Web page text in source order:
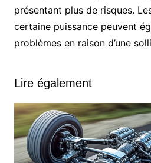
présentant plus de risques.
certaine puissance peuvent
problèmes en raison d’une
Lire également